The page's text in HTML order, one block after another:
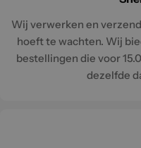
Wij verwerken en
hoeft te wachten. Wij
bestellingen die voor
dezelfde